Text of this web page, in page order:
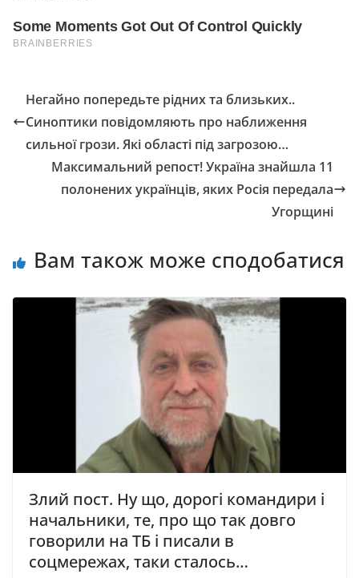
Негайно попередьте рідних та близьких..
Синоптики повідомляють про наближення
сильної грози. Які області під загрозою…
Максимальний репост! Україна знайшла 11
полонених українців, яких Росія передала
Угорщині
Вам також може сподобатися
Злий пост. Ну що, дорогі командири і
начальники, те, про що так довго
говорили на ТБ і писали в
соцмережах, таки сталось…